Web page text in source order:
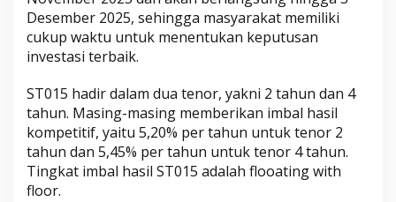
Desember 2025, sehingga masyarakat memiliki
cukup waktu untuk menentukan keputusan
investasi terbaik.
ST015 hadir dalam dua tenor, yakni 2 tahun dan 4
tahun. Masing-masing memberikan imbal hasil
kompetitif, yaitu 5,20% per tahun untuk tenor 2
tahun dan 5,45% per tahun untuk tenor 4 tahun.
Tingkat imbal hasil ST015 adalah flooating with
floor.